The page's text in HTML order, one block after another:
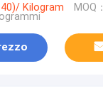
Kilogram MOQ